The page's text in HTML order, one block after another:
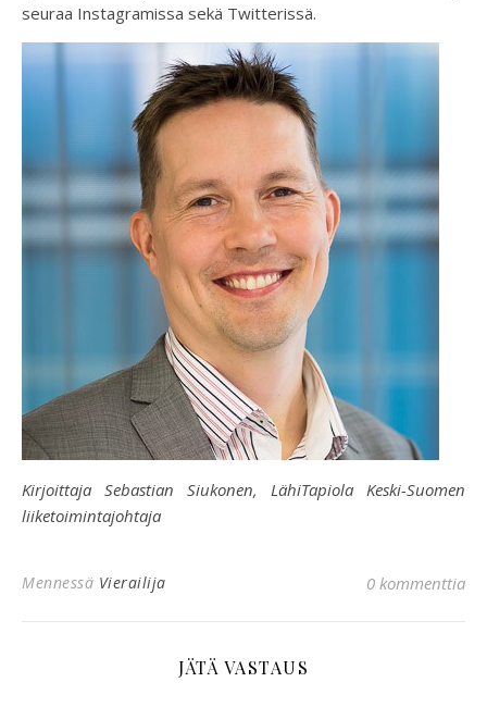
seuraa Instagramissa sekä Twitterissä.
Kirjoittaja Sebastian Siukonen, LähiTapiola Keski-Suomen
liiketoimintajohtaja
Mennessä Vierailija 0 kommenttia
JÄTÄ VASTAUS